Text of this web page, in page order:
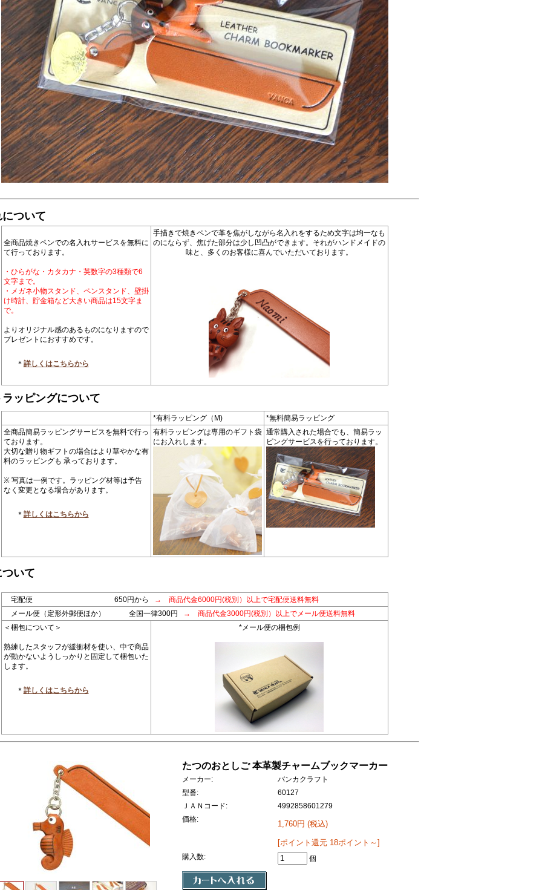
ついて
全商品焼きペンでの名入れサービスを無料に
て行っております。
・ひらがな・カタカナ・英数字の3種類で6
文字まで。
・メガネ小物スタンド、ペンスタンド、壁掛
け時計、貯金箱など大きい商品は15文字ま
で。
よりオリジナル感のあるものになりますので
プレゼントにおすすめです。
＊ 詳しくはこちらから
手描きで焼きペンで革を焦がしながら名入れをするため文字は均一なも
のにならず、焦げた部分は少し凹凸ができます。それがハンドメイドの
味と、多くのお客様に喜んでいただいております。
ッピングについて
*有料ラッピング（M)
*無料簡易ラッピング
全商品簡易ラッピングサービスを無料で行っ
ております。
大切な贈り物ギフトの場合はより華やかな有
料のラッピングも 承っております。
※ 写真は一例です。ラッピング材等は予告
なく変更となる場合があります。
＊ 詳しくはこちらから
有料ラッピングは専用のギフト袋
にお入れします。
通常購入された場合でも、簡易ラッ
ピングサービスを行っております。
いて
宅配便 650円から
→ 商品代金6000円(税別）以上で宅配便送料無料
メール便（定形外郵便ほか） 全国一律300円
→ 商品代金3000円(税別）以上でメール便送料無料
＜梱包について＞
熟練したスタッフが緩衝材を使い、中で商品
が動かないようしっかりと固定して梱包いた
します。
＊ 詳しくはこちらから
*メール便の梱包例
たつのおとしご 本革製チャームブックマーカー
メーカー:
バンカクラフト
型番:
60127
ＪＡＮコード:
4992858601279
価格:
1,760円 (税込)
[ポイント還元 18ポイント～]
購入数: 個